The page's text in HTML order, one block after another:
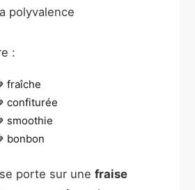
polyvalence
:
fraîche
confiturée
smoothie
bonbon
porte sur unefraise